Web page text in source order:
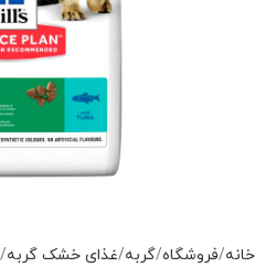
خانه فروشگاه گربه غذای خشک گربه